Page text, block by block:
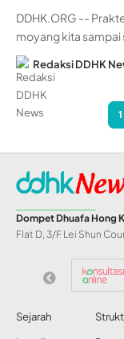
DDHK.ORG --
moyang kita sampai
Redaksi DDHK
1
Dompet Dhuafa Hong
Flat D, 3/F Lei Shun
Sejarah